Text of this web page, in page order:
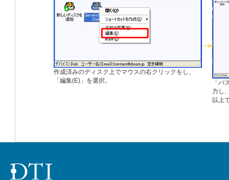
作成済みのディスク上でマウスの右クリックをし、
「編集(E)」を選択。
「パ
力し
以上